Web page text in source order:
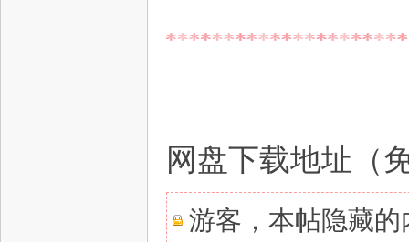
网盘下载地址（
游客，本帖隐藏